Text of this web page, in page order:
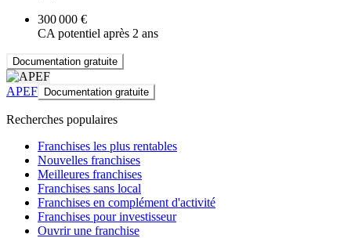
300 000 €
CA potentiel après 2 ans
Documentation gratuite
APEF Documentation gratuite
Recherches populaires
Franchises les plus rentables
Nouvelles franchises
Meilleures franchises
Franchises sans local
Franchises en complément d'activité
Franchises pour investisseur
Ouvrir une franchise